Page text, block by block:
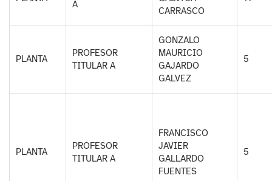
A
CARRASCO
PLANTA
PROFESOR
TITULAR A
GONZALO
MAURICIO
GAJARDO
GALVEZ
5
PLANTA
PROFESOR
TITULAR A
FRANCISCO
JAVIER
GALLARDO
FUENTES
5